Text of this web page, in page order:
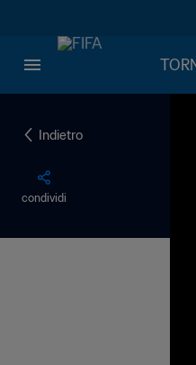
Indietro
condividi